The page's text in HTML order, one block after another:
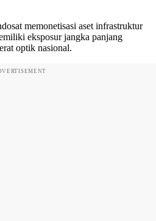
memonetisasi aset infrastruktur
eksposur jangka panjang
optik nasional.